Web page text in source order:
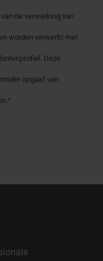
de verwerking van
worden verwerkt met
Deze
opgaaf van
*